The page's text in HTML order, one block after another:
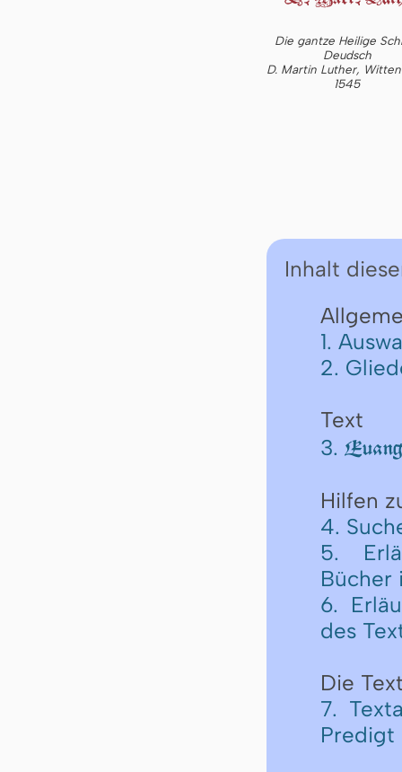
Die gantze Heilige
Deudsch
D. Martin Luther,
1545
Inhalt
1.
2.
Text
3.
Hilfen
4.
5.
Bücher
6.
des
Die
7.
Predigt